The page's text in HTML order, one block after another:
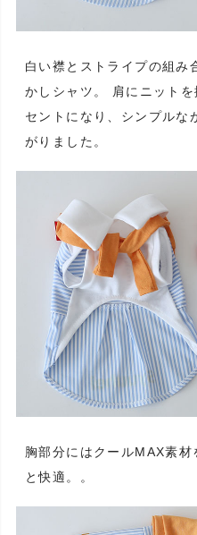
白い襟とストライプの組み
かしシャツ。 肩にニット
セントになり、シンプルな
がりました。
胸部分にはクールMAX素
と快適。。